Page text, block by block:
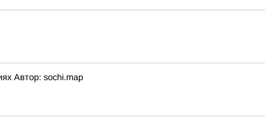
Автор: sochi.map